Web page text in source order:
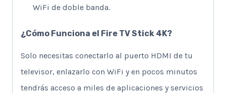
WiFi de doble banda.
¿Cómo Funciona el Fire TV Stick 4K?
Solo necesitas conectarlo al puerto HDMI de tu
televisor, enlazarlo con WiFi y en pocos minutos
tendrás acceso a miles de aplicaciones y servicios